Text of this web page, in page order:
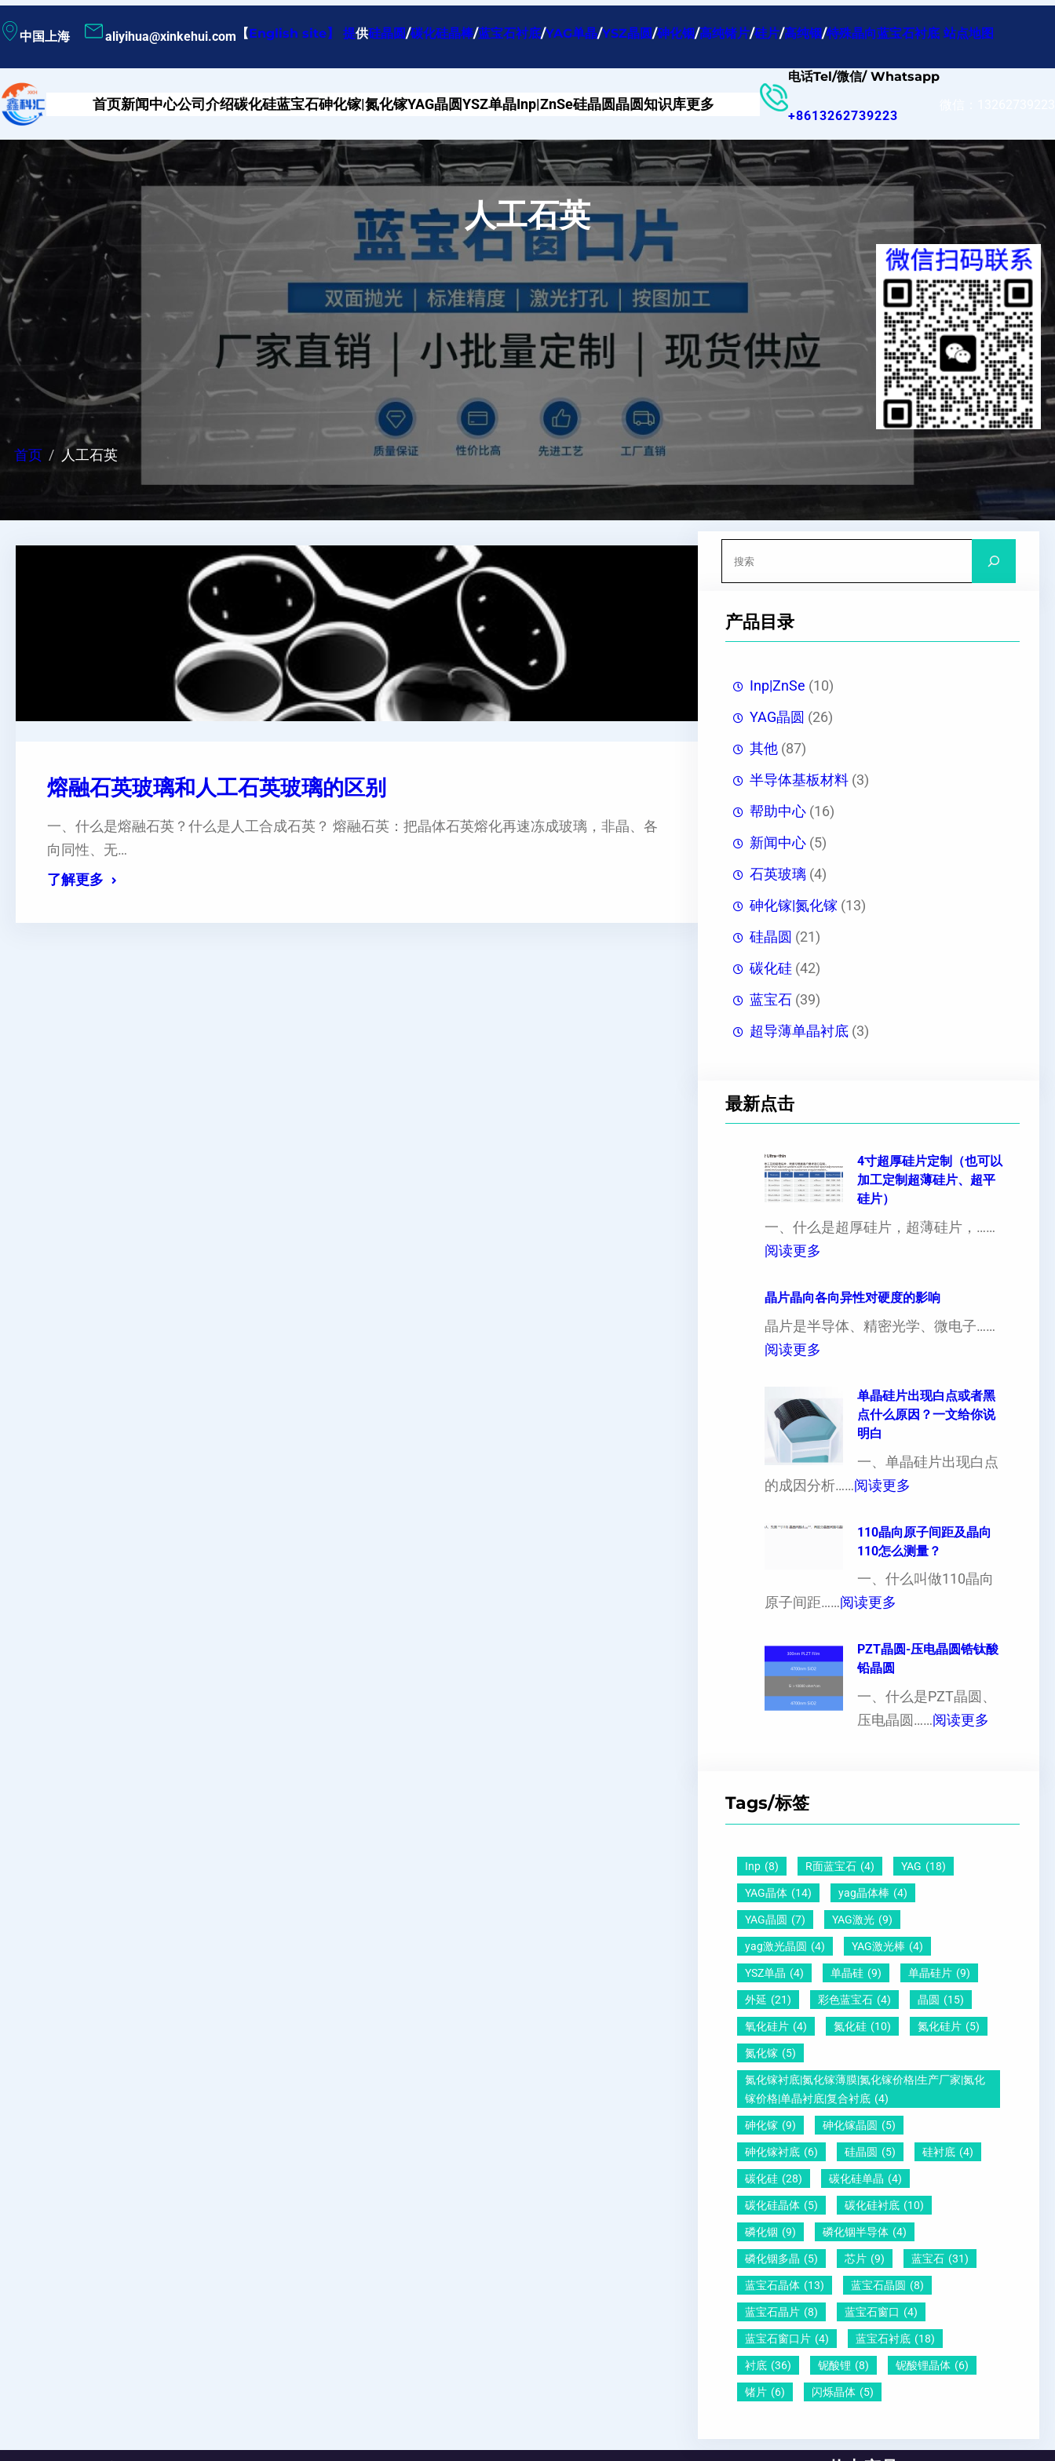
至
容
中国上海 aliyihua@xinkehui.com 【English site】 提供硅晶圆/碳化硅晶棒/蓝宝石衬底/YAG单晶/YSZ晶圆/砷化铟/高纯锗片/硅片/高纯铟/特殊晶向蓝宝石衬底 站点地图
首页新闻中心公司介绍碳化硅蓝宝石砷化镓|氮化镓YAG晶圆YSZ单晶Inp|ZnSe硅晶圆晶圆知识库更多
电话Tel/微信/ Whatsapp
+8613262739223
人工石英
首页 人工石英
熔融石英玻璃和人工石英玻璃的区别
一、什么是熔融石英？什么是人工合成石英？ 熔融石英：把晶体石英熔化再速冻成玻璃，非晶、各
向同性、无…
了解更多
产品目录
Inp|ZnSe (10)
YAG晶圆 (26)
其他 (87)
半导体基板材料 (3)
帮助中心 (16)
新闻中心 (5)
石英玻璃 (4)
砷化镓|氮化镓 (13)
硅晶圆 (21)
碳化硅 (42)
蓝宝石 (39)
超导薄单晶衬底 (3)
最新点击
4寸超厚硅片定制（也可以
加工定制超薄硅片、超平
硅片）
一、什么是超厚硅片，超薄硅片，……
阅读更多
寸
超
定
制
（
也
以
定
超
薄
硅
）
晶片晶向各向异性对硬度的影响
晶片是半导体、精密光学、微电子……
阅读更多
晶
向
各
向
度
响
单晶硅片出现白点或者黑
点什么原因？一文给你说
明白
一、单晶硅片出现白点
的成因分析……阅读更多
晶
硅
片
白
或
者
因
？
给
你
说
明
110晶向原子间距及晶向
110怎么测量？
一、什么叫做110晶向
原子间距……阅读更多
1
晶
向
晶
向
1
1
0
怎
？
PZT晶圆-压电晶圆锆钛酸
铅晶圆
一、什么是PZT晶圆、
压电晶圆……阅读更多
晶
Tags/标签
Inp (8) R面蓝宝石 (4) YAG (18)
YAG晶体 (14) yag晶体棒 (4)
YAG晶圆 (7) YAG激光 (9)
yag激光晶圆 (4) YAG激光棒 (4)
YSZ单晶 (4) 单晶硅 (9) 单晶硅片 (9)
外延 (21) 彩色蓝宝石 (4) 晶圆 (15)
氧化硅片 (4) 氮化硅 (10) 氮化硅片 (5)
氮化镓 (5)
氮化镓衬底|氮化镓薄膜|氮化镓价格|生产厂家|氮化
镓价格|单晶衬底|复合衬底 (4)
砷化镓 (9) 砷化镓晶圆 (5)
砷化镓衬底 (6) 硅晶圆 (5) 硅衬底 (4)
碳化硅 (28) 碳化硅单晶 (4)
碳化硅晶体 (5) 碳化硅衬底 (10)
磷化铟 (9) 磷化铟半导体 (4)
磷化铟多晶 (5) 芯片 (9) 蓝宝石 (31)
蓝宝石晶体 (13) 蓝宝石晶圆 (8)
蓝宝石晶片 (8) 蓝宝石窗口 (4)
蓝宝石窗口片 (4) 蓝宝石衬底 (18)
衬底 (36) 铌酸锂 (8) 铌酸锂晶体 (6)
锗片 (6) 闪烁晶体 (5)